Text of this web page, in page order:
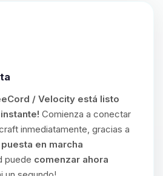
/ Velocity está listo
Comienza a conectar
inmediatamente, gracias a
puesta en marcha
puede comenzar ahora